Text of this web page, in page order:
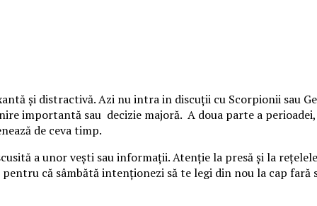
şi distractivă. Azi nu intra in discuţii cu Scorpionii sau
importantă sau decizie majoră. A doua parte a
de ceva timp.
a unor veşti sau informaţii. Atenţie la presă şi la
că sâmbătă intenţionezi să te legi din nou la cap